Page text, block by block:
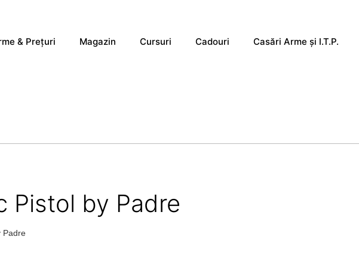
& Prețuri Magazin Cursuri Cadouri Casări Arme și I.T.P.
Pistol by Padre
Padre